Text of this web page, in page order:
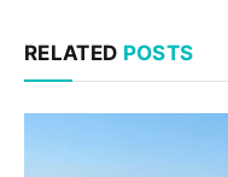
RELATED POSTS